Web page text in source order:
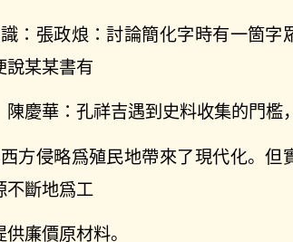
：張政烺：討論簡化字時有一箇
說某某書有
陳慶華：孔祥吉遇到史料收集的門檻
方侵略爲殖民地帶來了現代化。
不斷地爲工
廉價原材料。